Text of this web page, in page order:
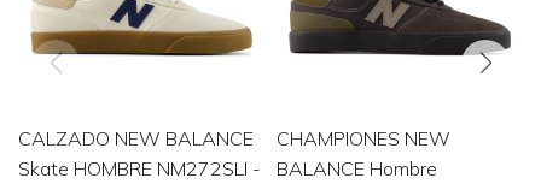
CALZADO NEW BALANCE
Skate HOMBRE NM272SLI -
CHAMPIONES NEW
BALANCE Hombre